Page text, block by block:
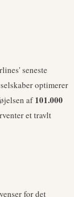
seneste
optimerer
af101.000
et travlt
for det